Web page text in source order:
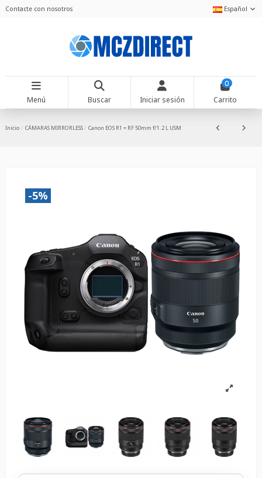
Contacte con nosotros Español
Menú Buscar Iniciar sesión
0
Carrito
Inicio CÁMARAS MIRRORLESS Canon EOS R1 + RF 50mm f/1.2 L USM
-5%